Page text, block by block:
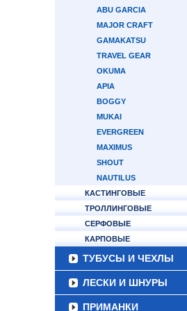
ABU GARCIA
MAJOR CRAFT
GAMAKATSU
TRAVEL GEAR
OKUMA
APIA
BOGGY
MUKAI
EVERGREEN
MAXIMUS
SHOUT
NAUTILUS
КАСТИНГОВЫЕ
ТРОЛЛИНГОВЫЕ
СЕРФОВЫЕ
КАРПОВЫЕ
ТУБУСЫ И ЧЕХЛЫ
ЛЕСКИ И ШНУРЫ
ПРИМАНКИ